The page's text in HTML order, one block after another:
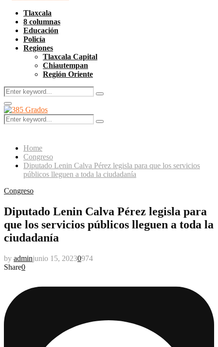
Tlaxcala
8 columnas
Educación
Policía
Regiones
Tlaxcala Capital
Chiautempan
Región Oriente
Search
for:
Search
Facebook
Twitter
Instagram
Pinterest
Google
Youtube
Primary
Menu
Search
for:
Search
Home
Congreso
Diputado Lenin Calva Pérez legisla para que los servicios
públicos lleguen a toda la ciudadanía
Congreso
Diputado Lenin Calva Pérez legisla para
que los servicios públicos lleguen a toda la
ciudadanía
by adminjunio 15, 20230974
Share0